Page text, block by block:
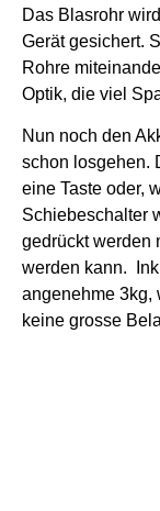
Das Blasrohr
Gerät gesichert.
Rohre
Optik, die viel
Nun noch den
schon losgehen.
eine Taste oder,
Schiebeschalter
gedrückt werden
werden kann.
angenehme 3kg,
keine grosse